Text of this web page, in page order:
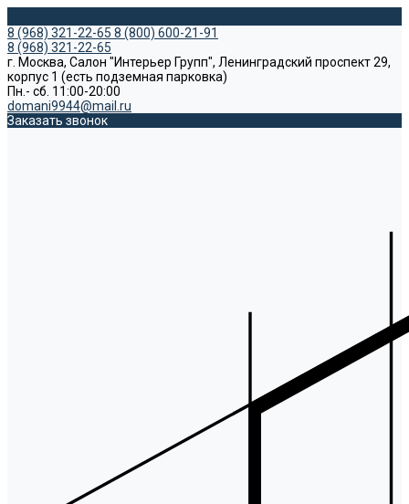
8 (968) 321-22-65 8 (800) 600-21-91
8 (968) 321-22-65
г. Москва, Салон "Интерьер Групп", Ленинградский проспект 29,
корпус 1 (есть подземная парковка)
Пн.- сб. 11:00-20:00
domani9944@mail.ru
Заказать звонок